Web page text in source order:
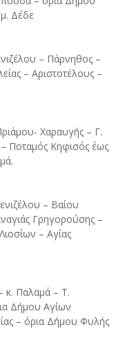
Δέδε
– Πάρνηθος –
– Αριστοτέλους –
Χαραυγής – Γ.
Ποταμός Κηφισός έως
– Βαίου
Γρηγορούσης –
– Αγίας
κ. Παλαμά – Τ.
Δήμου Αγίων
– όρια Δήμου Φυλής